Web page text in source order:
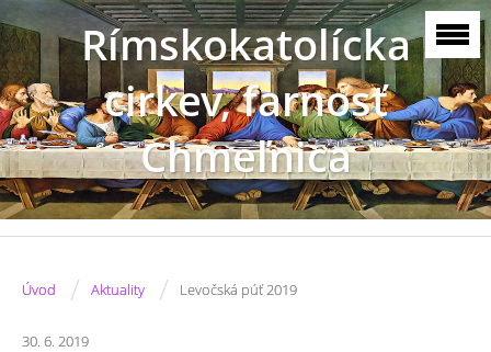
Rímskokatolícka
cirkev, farnosť
Chmeľnica
Úvod / Aktuality / Levočská púť 2019
30. 6. 2019